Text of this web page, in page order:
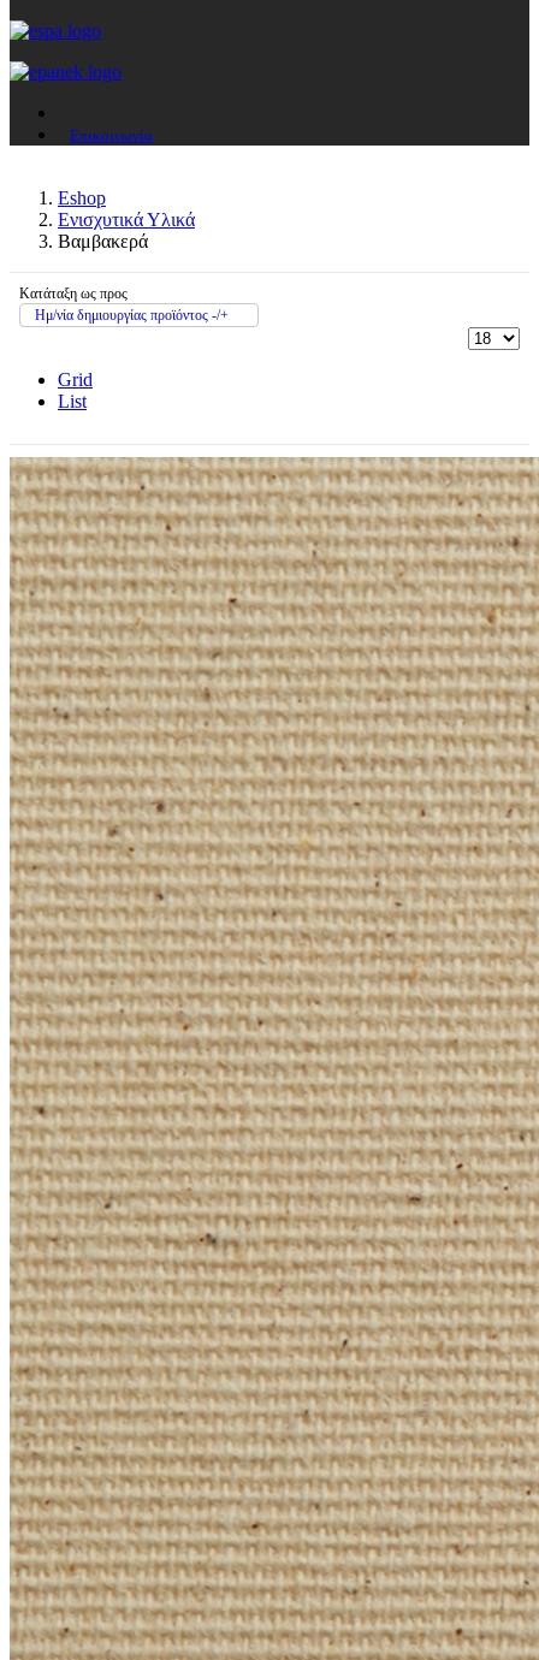
Επικοινωνία
Eshop
Ενισχυτικά Υλικά
Βαμβακερά
Κατάταξη ως προς
Ημ/νία δημιουργίας προϊόντος -/+
Grid
List